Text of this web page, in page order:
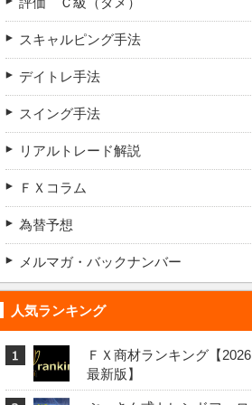
スキャルピング手法
デイトレ手法
スイング手法
リアルトレード解説
ＦＸコラム
為替予想
メルマガ・バックナンバー
人気ランキング
ＦＸ商材ランキング【2026
最新版】